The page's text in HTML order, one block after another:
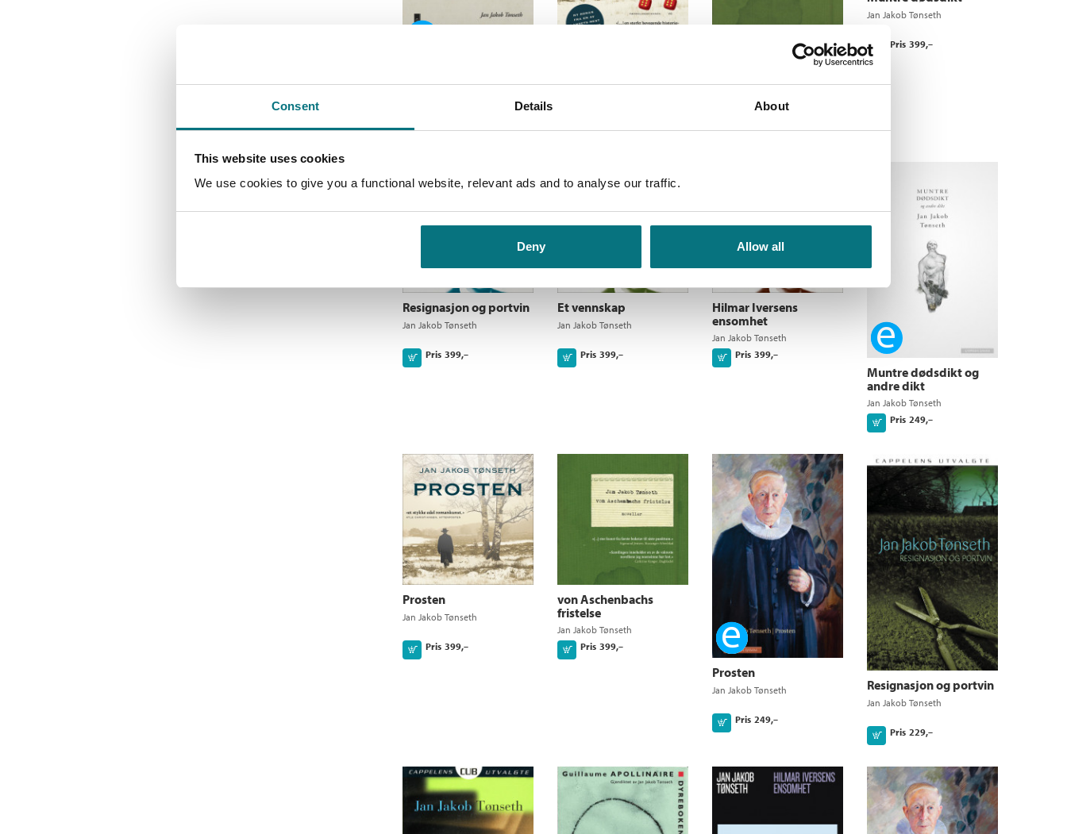
Consent Details About
This website uses cookies
We use cookies to give you a functional website, relevant ads and to analyse our traffic.
Deny Allow all
Ebok
Jan Jakob Tønseth
von Aschenbachs
Jan Jakob Tønseth
Pris 229,–
Kjøp
Jan Jakob Tønseth
Pris 399,–
Kjøp
Resignasjon og portvin
Jan Jakob Tønseth
Pris 399,–
Kjøp
Et vennskap
Jan Jakob Tønseth
Pris 399,–
Kjøp
Hilmar Iversens
ensomhet
Jan Jakob Tønseth
Pris 399,–
Kjøp
Ebok
Muntre dødsdikt og
andre dikt
Jan Jakob Tønseth
Pris 249,–
Kjøp
Prosten
Jan Jakob Tønseth
Pris 399,–
Kjøp
von Aschenbachs
fristelse
Jan Jakob Tønseth
Pris 399,–
Kjøp Ebok
Prosten
Jan Jakob Tønseth
Pris 249,–
Kjøp
Resignasjon og portvin
Jan Jakob Tønseth
Pris 229,–
Kjøp